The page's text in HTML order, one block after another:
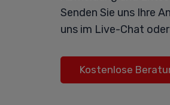
Senden Sie uns Ihre
uns im Live-Chat
Kostenlose